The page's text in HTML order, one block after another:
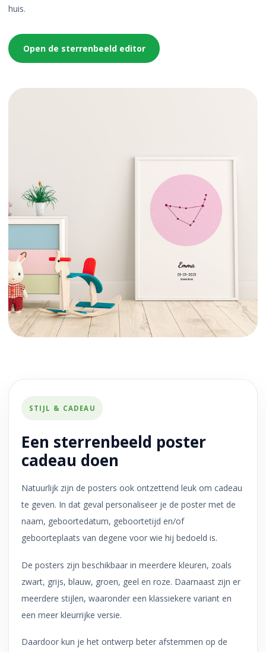
huis.
Open de sterrenbeeld editor
STIJL & CADEAU
Een sterrenbeeld poster
cadeau doen
Natuurlijk zijn de posters ook ontzettend leuk om cadeau
te geven. In dat geval personaliseer je de poster met de
naam, geboortedatum, geboortetijd en/of
geboorteplaats van degene voor wie hij bedoeld is.
De posters zijn beschikbaar in meerdere kleuren, zoals
zwart, grijs, blauw, groen, geel en roze. Daarnaast zijn er
meerdere stijlen, waaronder een klassiekere variant en
een meer kleurrijke versie.
Daardoor kun je het ontwerp beter afstemmen op de